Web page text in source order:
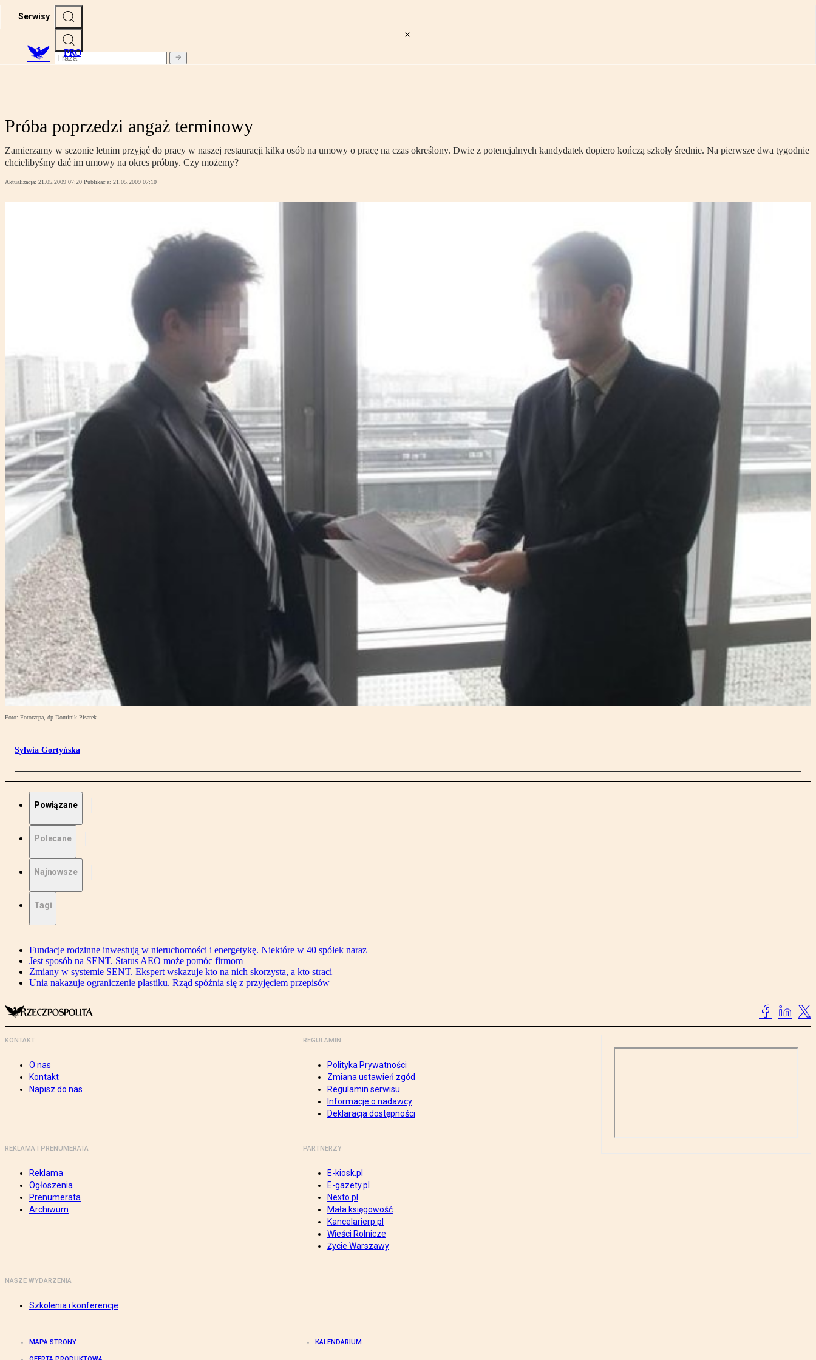
Serwisy
PRO
Próba poprzedzi angaż terminowy
Zamierzamy w sezonie letnim przyjąć do pracy w naszej restauracji kilka osób na umowy o pracę na czas określony. Dwie z potencjalnych kandydatek dopiero kończą szkoły średnie. Na pierwsze dwa tygodnie
chcielibyśmy dać im umowy na okres próbny. Czy możemy?
Aktualizacja: 21.05.2009 07:20 Publikacja: 21.05.2009 07:10
Foto: Fotorzepa, dp Dominik Pisarek
Sylwia Gortyńska
Powiązane
Polecane
Najnowsze
Tagi
Fundacje rodzinne inwestują w nieruchomości i energetykę. Niektóre w 40 spółek naraz
Jest sposób na SENT. Status AEO może pomóc firmom
Zmiany w systemie SENT. Ekspert wskazuje kto na nich skorzysta, a kto straci
Unia nakazuje ograniczenie plastiku. Rząd spóźnia się z przyjęciem przepisów
KONTAKT
O nas
Kontakt
Napisz do nas
REGULAMIN
Polityka Prywatności
Zmiana ustawień zgód
Regulamin serwisu
Informacje o nadawcy
Deklaracja dostępności
REKLAMA I PRENUMERATA
Reklama
Ogłoszenia
Prenumerata
Archiwum
PARTNERZY
E-kiosk.pl
E-gazety.pl
Nexto.pl
Mała księgowość
Kancelarierp.pl
Wieści Rolnicze
Życie Warszawy
NASZE WYDARZENIA
Szkolenia i konferencje
MAPA STRONY KALENDARIUM